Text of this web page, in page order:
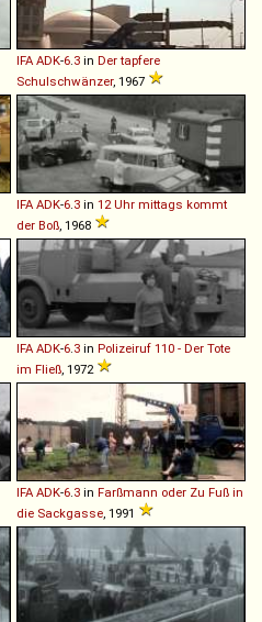
IFA ADK-6 3 in Der tapfere
Schulschwänzer, 1967
IFA ADK-6 3 in 12 Uhr mittags kommt
der Boß , 1968
IFA ADK-6 3 in Polizeiruf 110 - Der Tote
im Fließ , 1972
IFA ADK-6 3 in Farßmann oder Zu Fuß in
die Sackgasse , 1991